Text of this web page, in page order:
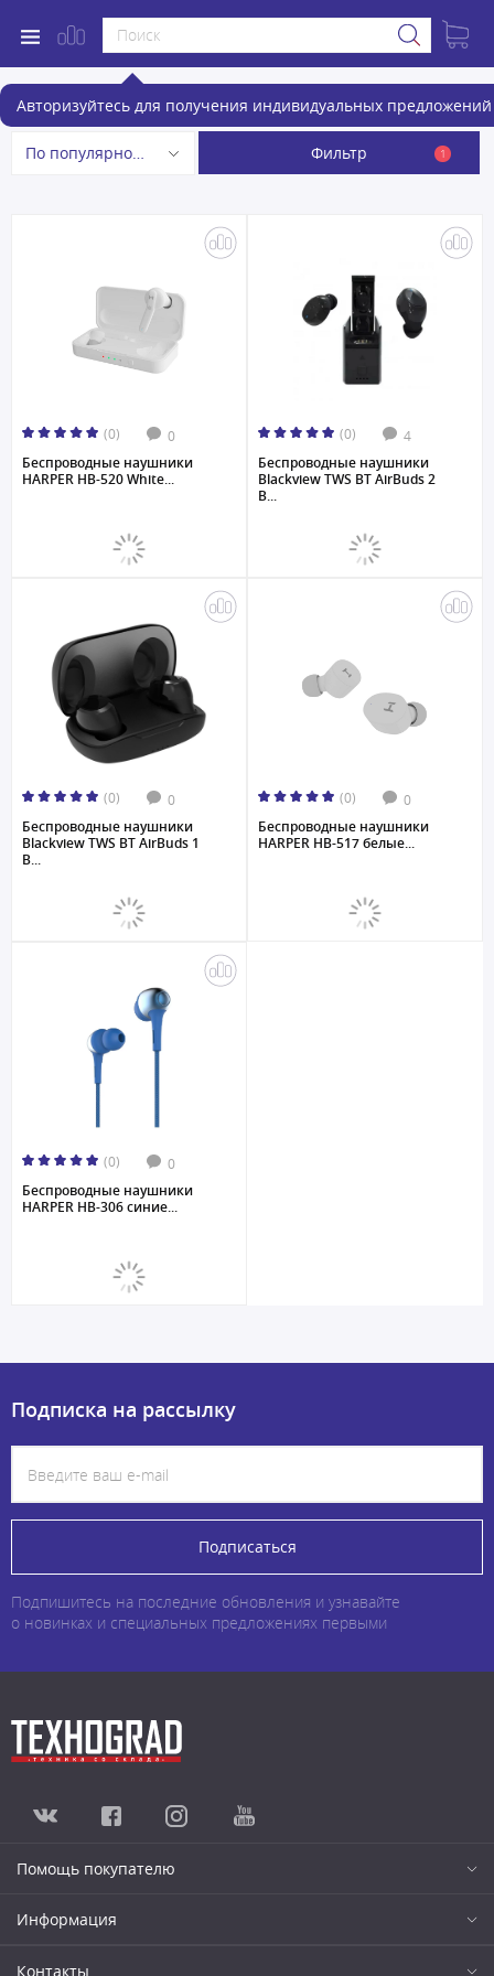
Авторизуйтесь для получения индивидуальных предложений
Беспроводные наушники
По популярности Фильтр 1
(0) 0
Беспроводные наушники
HARPER HB-520 White...
(0) 4
Беспроводные наушники
Blackview TWS BT AirBuds 2
B...
(0) 0
Беспроводные наушники
Blackview TWS BT AirBuds 1
B...
(0) 0
Беспроводные наушники
HARPER HB-517 белые...
(0) 0
Беспроводные наушники
HARPER HB-306 синие...
Подписка на рассылку
Подписаться
Подпишитесь на последние обновления и узнавайте
о новинках и специальных предложениях первыми
Помощь покупателю
Информация
Контакты